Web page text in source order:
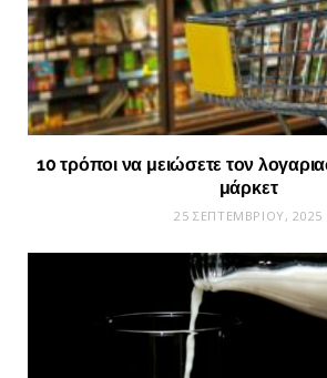
10 τρόποι να μειώσετε τον
μάρκετ
25 ΣΕΠΤΕΜΒΡΊΟΥ, 2025